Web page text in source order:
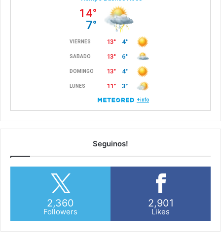
Seguinos!
2,360
Followers
2,901
Likes